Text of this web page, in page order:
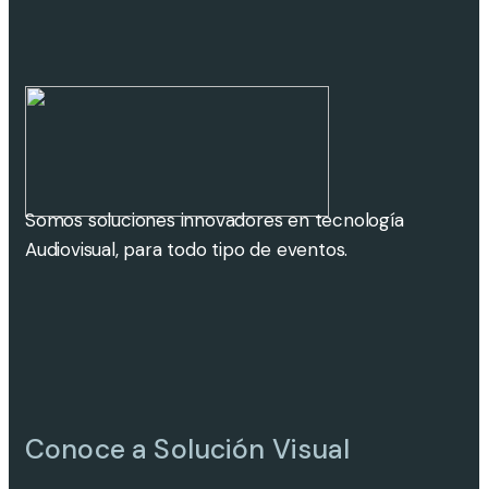
Somos soluciones innovadores en tecnología
Audiovisual, para todo tipo de eventos.
Conoce a Solución Visual